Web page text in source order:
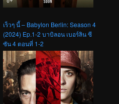
เร็วๆ นี้ – Babylon Berlin: Season 4
(2024) Ep.1-2 บาบิลอน เบอร์ลิน ซี
ซัน 4 ตอนที่ 1-2